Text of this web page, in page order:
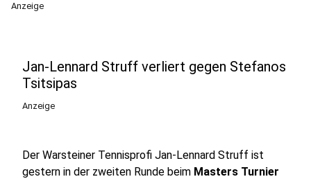
Anzeige
Jan-Lennard Struff verliert gegen Stefanos
Tsitsipas
Anzeige
Der Warsteiner Tennisprofi Jan-Lennard Struff ist
gestern in der zweiten Runde beim Masters Turnier